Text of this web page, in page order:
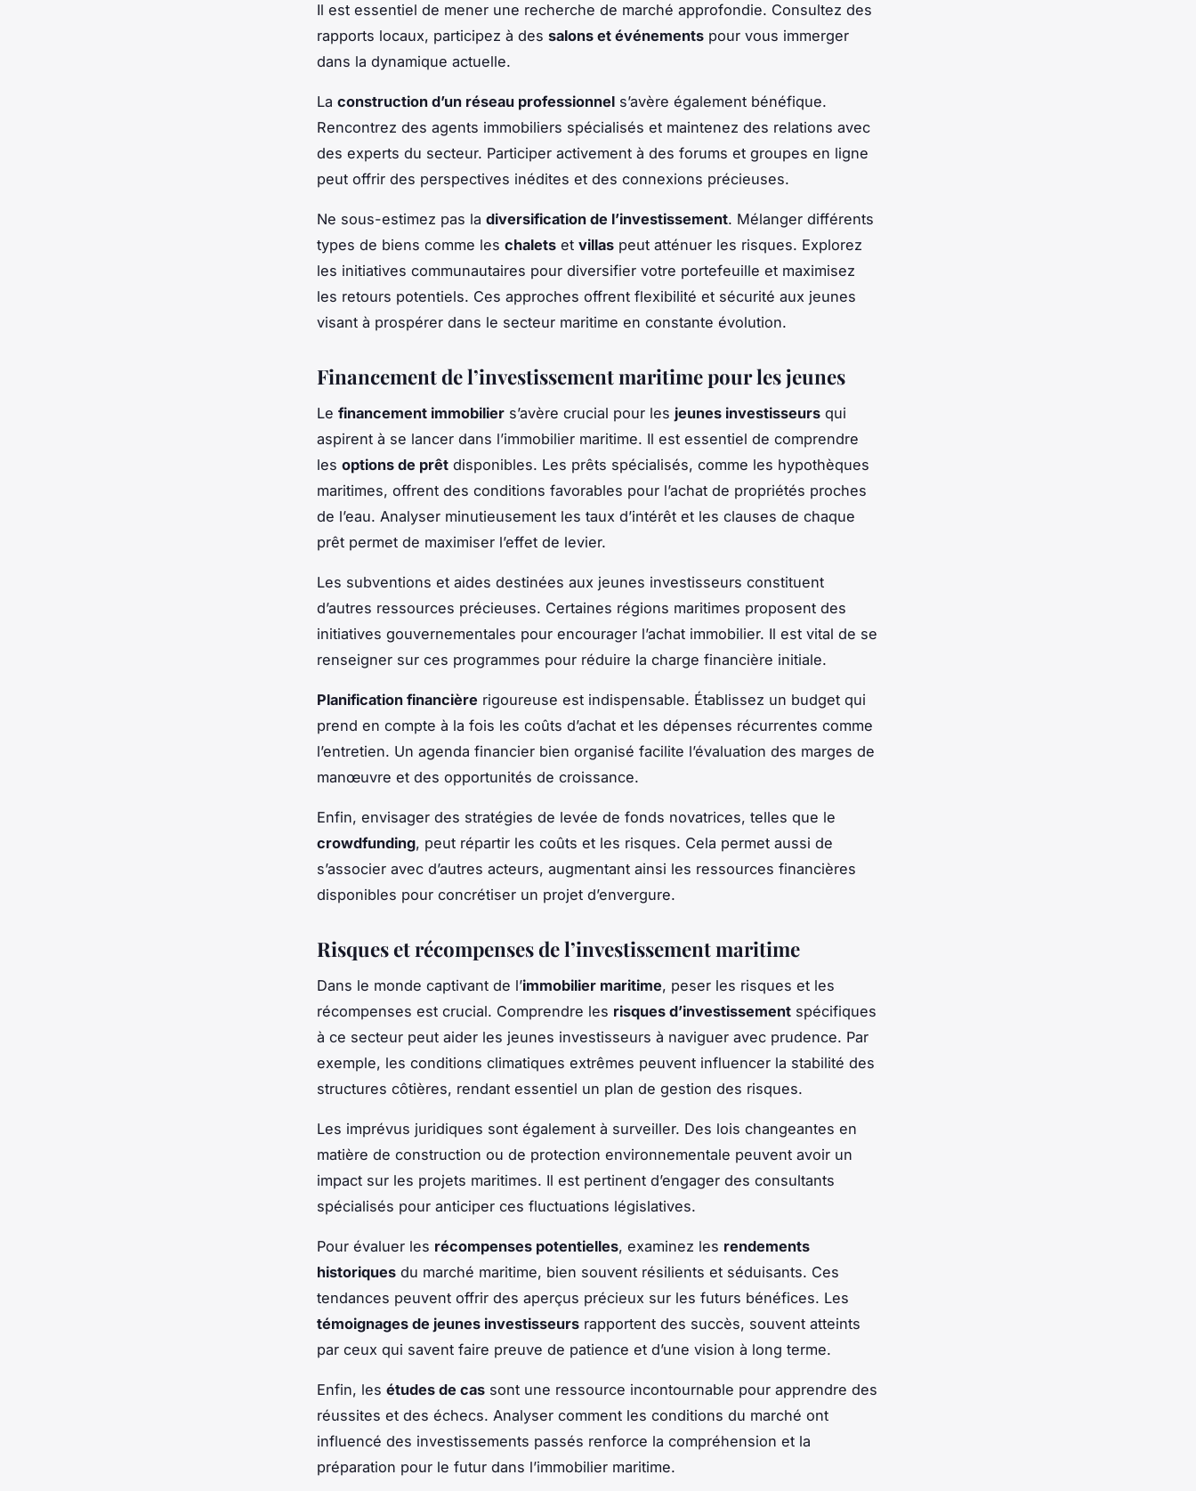
Il est essentiel de mener une recherche de marché approfondie. Consultez des
rapports locaux, participez à des salons et événements pour vous immerger
dans la dynamique actuelle.
La construction d’un réseau professionnel s’avère également bénéfique.
Rencontrez des agents immobiliers spécialisés et maintenez des relations avec
des experts du secteur. Participer activement à des forums et groupes en ligne
peut offrir des perspectives inédites et des connexions précieuses.
Ne sous-estimez pas la diversification de l’investissement. Mélanger différents
types de biens comme les chalets et villas peut atténuer les risques. Explorez
les initiatives communautaires pour diversifier votre portefeuille et maximisez
les retours potentiels. Ces approches offrent flexibilité et sécurité aux jeunes
visant à prospérer dans le secteur maritime en constante évolution.
Financement de l’investissement maritime pour les jeunes
Le financement immobilier s’avère crucial pour les jeunes investisseurs qui
aspirent à se lancer dans l’immobilier maritime. Il est essentiel de comprendre
les options de prêt disponibles. Les prêts spécialisés, comme les hypothèques
maritimes, offrent des conditions favorables pour l’achat de propriétés proches
de l’eau. Analyser minutieusement les taux d’intérêt et les clauses de chaque
prêt permet de maximiser l’effet de levier.
Les subventions et aides destinées aux jeunes investisseurs constituent
d’autres ressources précieuses. Certaines régions maritimes proposent des
initiatives gouvernementales pour encourager l’achat immobilier. Il est vital de se
renseigner sur ces programmes pour réduire la charge financière initiale.
Planification financière rigoureuse est indispensable. Établissez un budget qui
prend en compte à la fois les coûts d’achat et les dépenses récurrentes comme
l’entretien. Un agenda financier bien organisé facilite l’évaluation des marges de
manœuvre et des opportunités de croissance.
Enfin, envisager des stratégies de levée de fonds novatrices, telles que le
crowdfunding, peut répartir les coûts et les risques. Cela permet aussi de
s’associer avec d’autres acteurs, augmentant ainsi les ressources financières
disponibles pour concrétiser un projet d’envergure.
Risques et récompenses de l’investissement maritime
Dans le monde captivant de l’immobilier maritime, peser les risques et les
récompenses est crucial. Comprendre les risques d’investissement spécifiques
à ce secteur peut aider les jeunes investisseurs à naviguer avec prudence. Par
exemple, les conditions climatiques extrêmes peuvent influencer la stabilité des
structures côtières, rendant essentiel un plan de gestion des risques.
Les imprévus juridiques sont également à surveiller. Des lois changeantes en
matière de construction ou de protection environnementale peuvent avoir un
impact sur les projets maritimes. Il est pertinent d’engager des consultants
spécialisés pour anticiper ces fluctuations législatives.
Pour évaluer les récompenses potentielles, examinez les rendements
historiques du marché maritime, bien souvent résilients et séduisants. Ces
tendances peuvent offrir des aperçus précieux sur les futurs bénéfices. Les
témoignages de jeunes investisseurs rapportent des succès, souvent atteints
par ceux qui savent faire preuve de patience et d’une vision à long terme.
Enfin, les études de cas sont une ressource incontournable pour apprendre des
réussites et des échecs. Analyser comment les conditions du marché ont
influencé des investissements passés renforce la compréhension et la
préparation pour le futur dans l’immobilier maritime.